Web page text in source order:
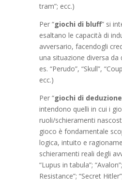
tram”; ecc.)
Per “giochi di bluff” si
esaltano le capacità di
avversario, facendogli
una situazione diversa da
es. “Perudo”, “Skull”,
ecc.)
Per “giochi di
intendono quelli in cui i
ruoli/schieramenti
gioco è fondamentale
logica, intuito e
schieramenti reali degli
“Lupus in tabula”;
Resistance”; “Secret